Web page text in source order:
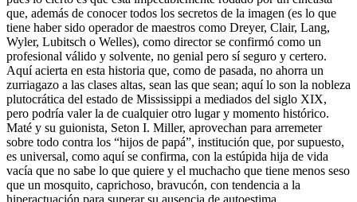
que, además de conocer todos los secretos de la imagen (es lo que
tiene haber sido operador de maestros como Dreyer, Clair, Lang,
Wyler, Lubitsch o Welles), como director se confirmó como un
profesional válido y solvente, no genial pero sí seguro y certero.
Aquí acierta en esta historia que, como de pasada, no ahorra un
zurriagazo a las clases altas, sean las que sean; aquí lo son la nobleza
plutocrática del estado de Mississippi a mediados del siglo XIX,
pero podría valer la de cualquier otro lugar y momento histórico.
Maté y su guionista, Seton I. Miller, aprovechan para arremeter
sobre todo contra los “hijos de papá”, institución que, por supuesto,
es universal, como aquí se confirma, con la estúpida hija de vida
vacía que no sabe lo que quiere y el muchacho que tiene menos seso
que un mosquito, caprichoso, bravucón, con tendencia a la
hiperactuación para superar su ausencia de autoestima.